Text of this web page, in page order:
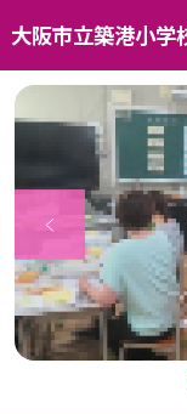
大阪市立築港小学